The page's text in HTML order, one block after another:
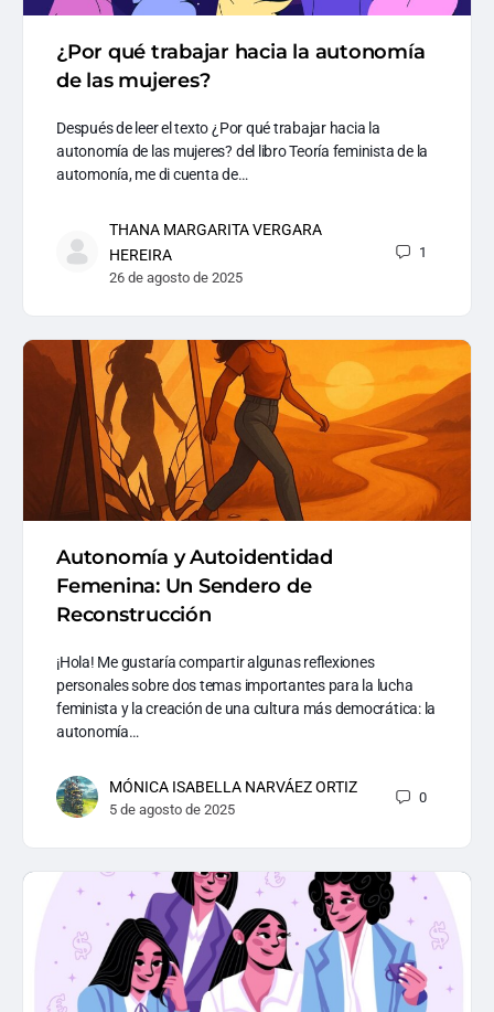
¿Por qué trabajar hacia la autonomía
de las mujeres?
Después de leer el texto ¿Por qué trabajar hacia la
autonomía de las mujeres? del libro Teoría feminista de la
automonía, me di cuenta de…
THANA MARGARITA VERGARA
HEREIRA
26 de agosto de 2025
1
Autonomía y Autoidentidad
Femenina: Un Sendero de
Reconstrucción
¡Hola! Me gustaría compartir algunas reflexiones
personales sobre dos temas importantes para la lucha
feminista y la creación de una cultura más democrática: la
autonomía…
MÓNICA ISABELLA NARVÁEZ ORTIZ
5 de agosto de 2025
0